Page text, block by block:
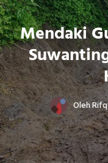
Mendaki
Oleh